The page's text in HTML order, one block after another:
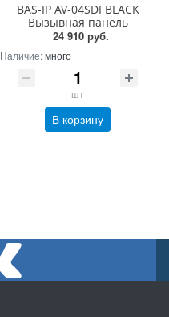
BAS-IP AV-04SDI BLACK
Вызывная панель
24 910 руб.
Наличие:много
шт
В корзину